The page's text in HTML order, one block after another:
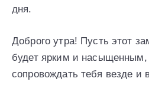
дня.
Доброго утра! Пусть этот
будет ярким и насыщенным,
сопровождать тебя везде и